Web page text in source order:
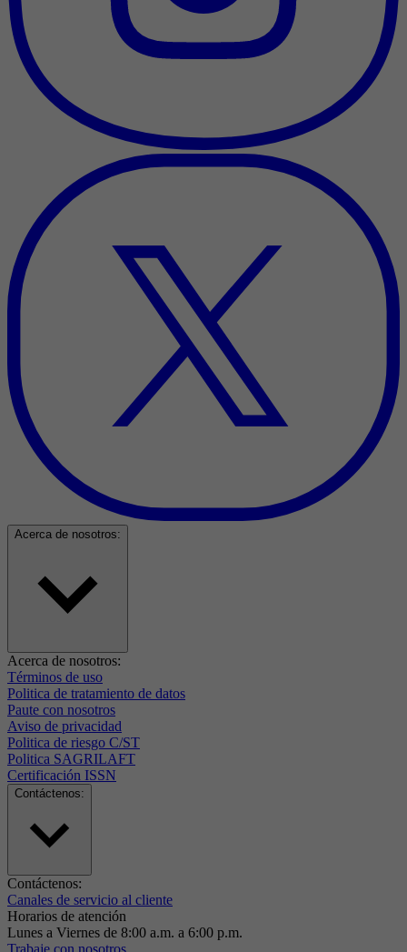
Acerca de nosotros:
Acerca de nosotros:
Términos de uso
Politica de tratamiento de datos
Paute con nosotros
Aviso de privacidad
Politica de riesgo C/ST
Politica SAGRILAFT
Certificación ISSN
Contáctenos:
Contáctenos:
Canales de servicio al cliente
Horarios de atención
Lunes a Viernes de 8:00 a.m. a 6:00 p.m.
Trabaje con nosotros